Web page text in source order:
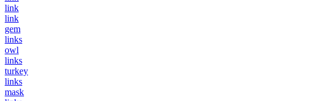
link
link
gem
links
owl
links
turkey
links
mask